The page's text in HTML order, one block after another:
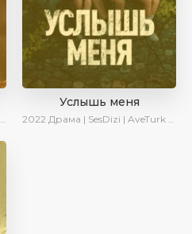
Услышь меня
2022 Драма | SesDizi | AveTurk | Turok1990